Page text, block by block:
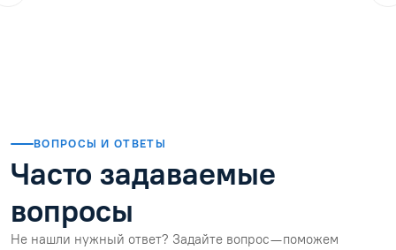
ВОПРОСЫ И ОТВЕТЫ
Часто задаваемые
вопросы
Не нашли нужный ответ? Задайте вопрос — поможем